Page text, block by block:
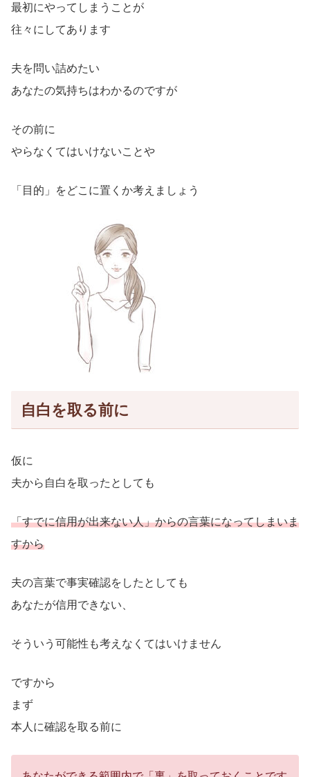
最初にやってしまうことが
往々にしてあります
夫を問い詰めたい
あなたの気持ちはわかるのですが
その前に
やらなくてはいけないことや
「目的」をどこに置くか考えましょう
自白を取る前に
仮に
夫から自白を取ったとしても
「すでに信用が出来ない人」からの言葉になってしまいま
すから
夫の言葉で事実確認をしたとしても
あなたが信用できない、
そういう可能性も考えなくてはいけません
ですから
まず
本人に確認を取る前に